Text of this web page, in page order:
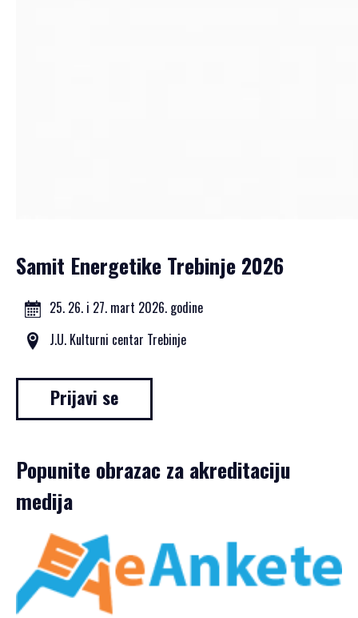
Samit Energetike Trebinje 2026
25. 26. i 27. mart 2026. godine
J.U. Kulturni centar Trebinje
Prijavi se
Popunite obrazac za akreditaciju
medija